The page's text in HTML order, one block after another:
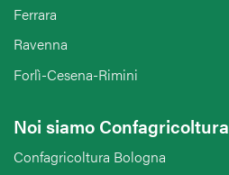
Ferrara
Ravenna
Forlì-Cesena-Rimini
Noi siamo Confagricoltura
Confagricoltura Bologna